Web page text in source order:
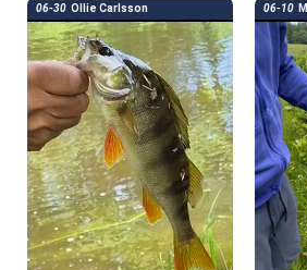
06-30 Ollie Carlsson 06-10